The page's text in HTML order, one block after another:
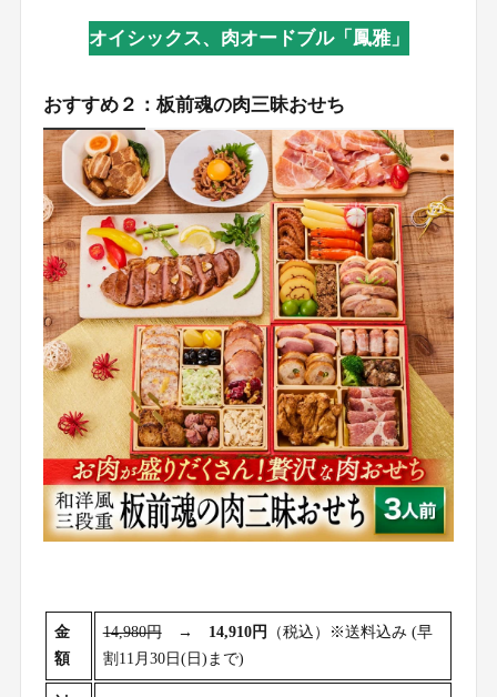
オイシックス、肉オードブル「鳳雅」
おすすめ２：板前魂の肉三昧おせち
金
額
14,980円→ 14,910円
（税込）※送料込み (早
割11月30日(日)まで)